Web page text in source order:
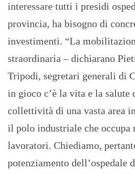
interessare tutti i presidi
provincia, ha bisogno di
investimenti. “La
straordinaria – dichiarano
Tripodi, segretari generali di
in gioco c’è la vita e la salute
collettività di una vasta area
il polo industriale che
lavoratori. Chiediamo,
potenziamento dell’ospedale